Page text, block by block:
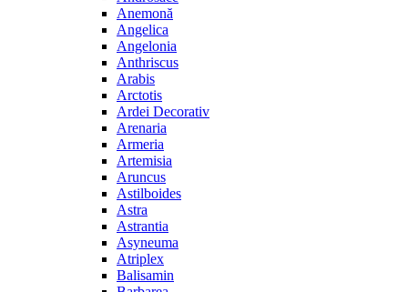
Anemonă
Angelica
Angelonia
Anthriscus
Arabis
Arctotis
Ardei Decorativ
Arenaria
Armeria
Artemisia
Aruncus
Astilboides
Astra
Astrantia
Asyneuma
Atriplex
Balisamin